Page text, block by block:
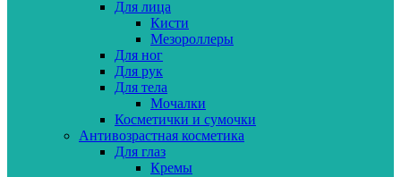
Для лица
Кисти
Мезороллеры
Для ног
Для рук
Для тела
Мочалки
Косметички и сумочки
Антивозрастная косметика
Для глаз
Кремы